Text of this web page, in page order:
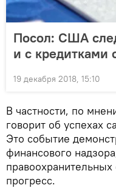
Посол: США
и с кредитками
19 декабря 2018, 15:10
В частности, по
говорит об успехах
Это событие
финансового
прогресс.